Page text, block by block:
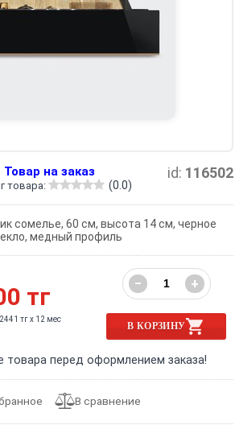
id: 116502
Товар на заказ
товара: (0.0)
сомелье, 60 см, высота 14 см, черное
медный профиль
тг
тг x 12 мес
− +
В КОРЗИНУ
товара перед оформлением заказа!